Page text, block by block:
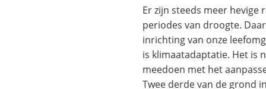
Er zijn steeds meer hevige
periodes van droogte.
inrichting van onze
is klimaatadaptatie. Het is
meedoen met het
Twee derde van de grond